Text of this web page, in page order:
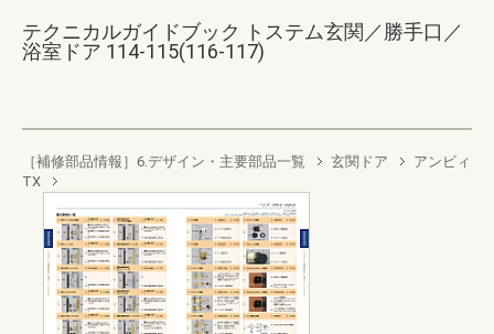
テクニカルガイドブック トステム玄関／勝手口／
浴室ドア 114-115(116-117)
［補修部品情報］6.デザイン・主要部品一覧 玄関ドア
アンビィ
TX